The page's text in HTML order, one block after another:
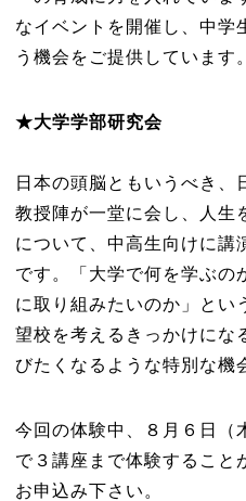
なイベントを開催し、中学
う機会をご提供しています。
★大学学部研究会
日本の頭脳ともいうべき、
教授陣が一堂に会し、人生
について、中高生向けに講
です。「大学で何を学ぶの
に取り組みたいのか」とい
望校を考えるきっかけにな
びたくなるような特別な機
今回の体験中、８月６日（
で３講座まで体験するこ
お申込み下さい。